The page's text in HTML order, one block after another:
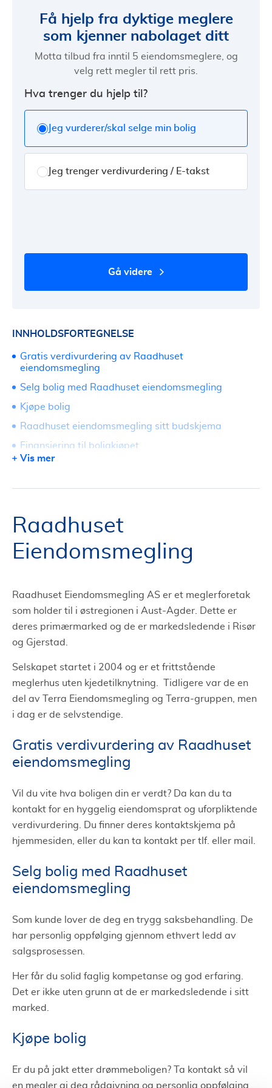
Raadhuset
Eiendomsmegling
Raadhuset Eiendomsmegling AS er et meglerforetak
som holder til i østregionen i Aust-Agder. Dette er
deres primærmarked og de er markedsledende i Risør
og Gjerstad.
Selskapet startet i 2004 og er et frittstående
meglerhus uten kjedetilknytning. Tidligere var de en
del av Terra Eiendomsmegling og Terra-gruppen, men
i dag er de selvstendige.
Gratis verdivurdering av Raadhuset
eiendomsmegling
Vil du vite hva boligen din er verdt? Da kan du ta
kontakt for en hyggelig eiendomsprat og uforpliktende
verdivurdering. Du finner deres kontaktskjema på
hjemmesiden, eller du kan ta kontakt per tlf. eller mail.
Selg bolig med Raadhuset
eiendomsmegling
Som kunde lover de deg en trygg saksbehandling. De
har personlig oppfølging gjennom ethvert ledd av
salgsprosessen.
Her får du solid faglig kompetanse og god erfaring.
Det er ikke uten grunn at de er markedsledende i sitt
marked.
Kjøpe bolig
Er du på jakt etter drømmeboligen? Ta kontakt så vil
en megler gi deg rådgivning og personlig oppfølging
Få hjelp fra dyktige meglere
som kjenner nabolaget ditt
Motta tilbud fra inntil 5 eiendomsmeglere, og
velg rett megler til rett pris.
Hva trenger du hjelp til?
Jeg vurderer/skal selge min bolig
Jeg trenger verdivurdering / E-takst
gå videre
INNHOLDSFORTEGNELSE
Gratis verdivurdering av Raadhuset
eiendomsmegling
Selg bolig med Raadhuset eiendomsmegling
Kjøpe bolig
Raadhuset eiendomsmegling sitt budskjema
Finansiering til boligkjøpet
Vis mer